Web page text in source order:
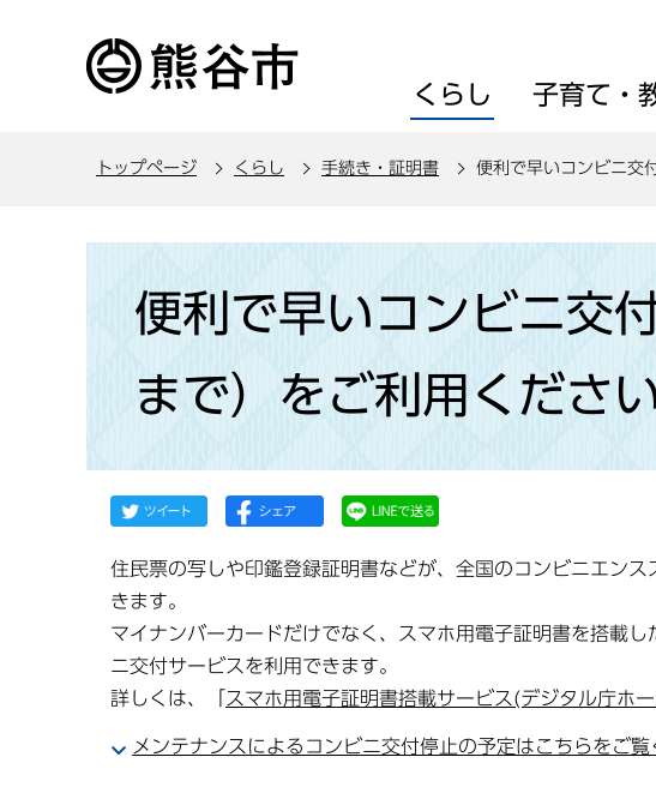
くらし 子育て・
トップページ くらし 手続き・証明書 便利で早いコンビニ交
便利で早いコンビニ交
まで）をご利用くださ
住民票の写しや印鑑登録証明書などが、全国のコンビニエン
きます。
マイナンバーカードだけでなく、スマホ用電子証明書を搭載
ニ交付サービスを利用できます。
詳しくは、「
スマホ用電子証明書搭載サービス(デジタル庁ホ
メンテナンスによるコンビニ交付停止の予定はこちらをご覧